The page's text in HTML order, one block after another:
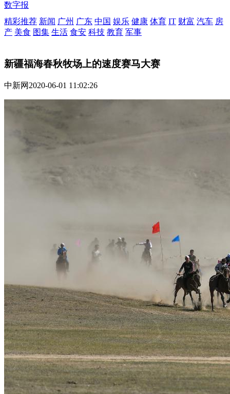
数字报
精彩推荐 新闻 广州 广东 中国 娱乐 健康 体育 IT 财富 汽车 房
产 美食 图集 生活 食安 科技 教育 军事
新疆福海春秋牧场上的速度赛马大赛
中新网 2020-06-01 11:02:26